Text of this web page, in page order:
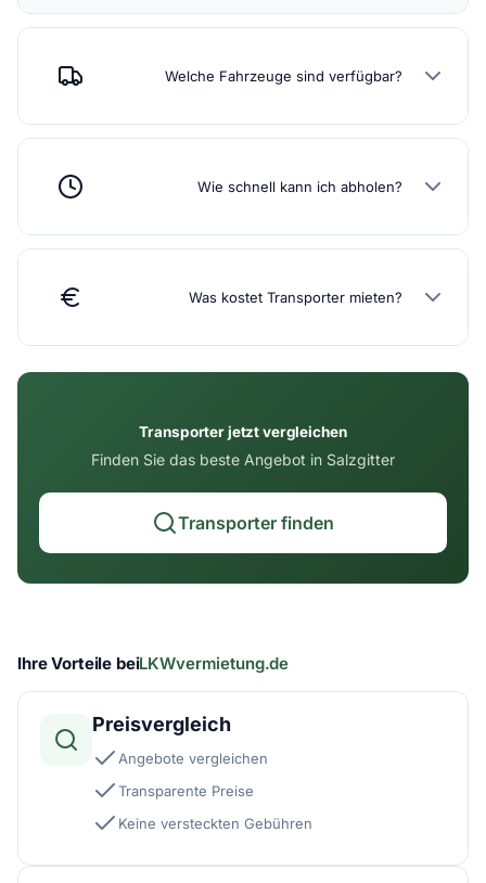
Welche Fahrzeuge sind verfügbar?
Wie schnell kann ich abholen?
Was kostet Transporter mieten?
Transporter jetzt vergleichen
Finden Sie das beste Angebot in Salzgitter
Transporter finden
Ihre Vorteile beiLKWvermietung.de
Preisvergleich
Angebote vergleichen
Transparente Preise
Keine versteckten Gebühren